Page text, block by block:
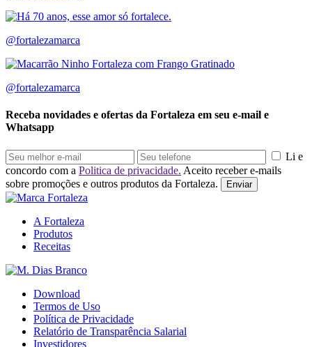
@fortalezamarca
@fortalezamarca
Receba novidades e ofertas da Fortaleza em seu e-mail e
Whatsapp
Li e
concordo com a Politica de privacidade. Aceito receber e-mails
sobre promoções e outros produtos da Fortaleza.
Enviar
A Fortaleza
Produtos
Receitas
Download
Termos de Uso
Política de Privacidade
Relatório de Transparência Salarial
Investidores